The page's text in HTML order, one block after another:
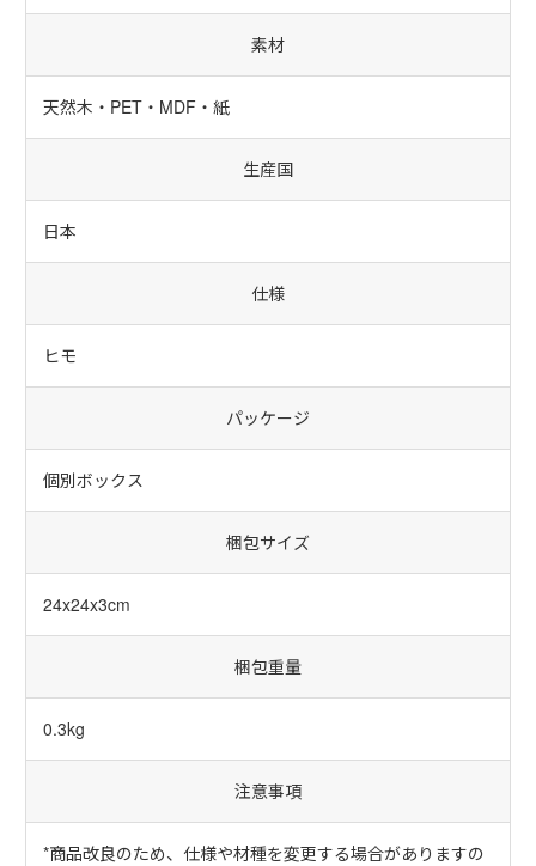
素材
天然木・PET・MDF・紙
生産国
日本
仕様
ヒモ
パッケージ
個別ボックス
梱包サイズ
24x24x3cm
梱包重量
0.3kg
注意事項
*商品改良のため、仕様や材種を変更する場合がありますの